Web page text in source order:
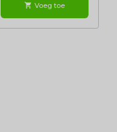
shopping_cart Voeg toe